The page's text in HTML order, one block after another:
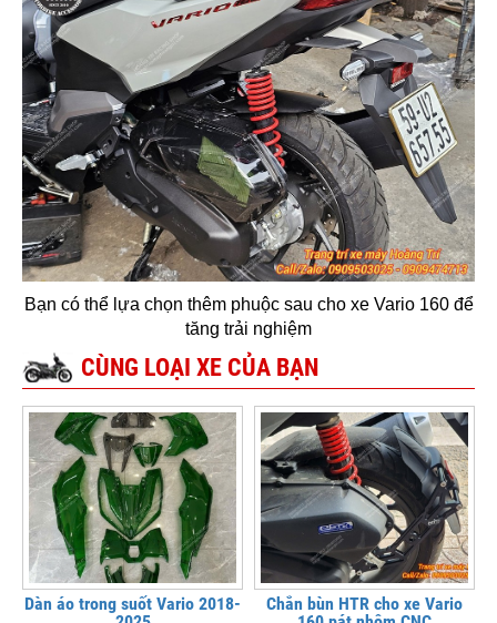
Bạn có thể lựa chọn thêm phuộc sau cho xe Vario 160 để
tăng trải nghiệm
CÙNG LOẠI XE CỦA BẠN
Dàn áo trong suốt Vario 2018-
Chắn bùn HTR cho xe Vario